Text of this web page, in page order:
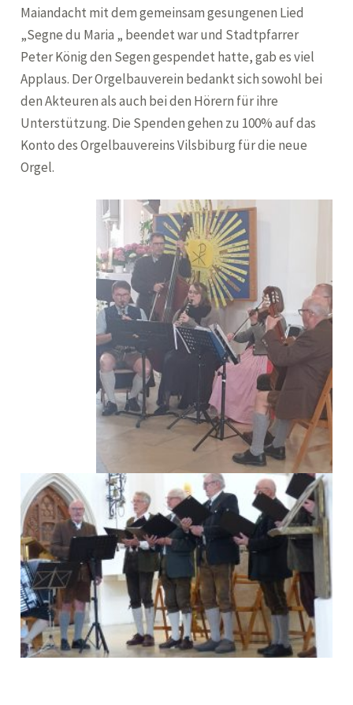
Maiandacht mit dem gemeinsam gesungenen Lied
„Segne du Maria „ beendet war und Stadtpfarrer
Peter König den Segen gespendet hatte, gab es viel
Applaus. Der Orgelbauverein bedankt sich sowohl bei
den Akteuren als auch bei den Hörern für ihre
Unterstützung. Die Spenden gehen zu 100% auf das
Konto des Orgelbauvereins Vilsbiburg für die neue
Orgel.